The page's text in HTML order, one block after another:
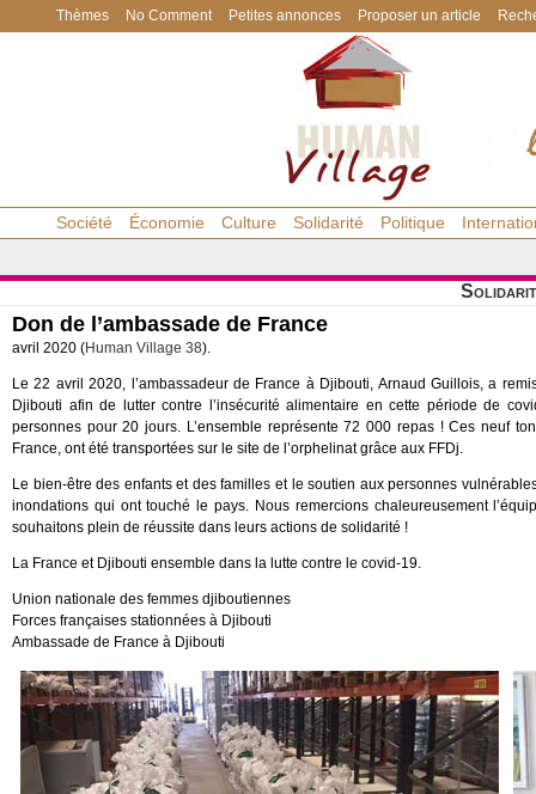
Thèmes No Comment Petites annonces Proposer un article
Société Économie Culture Solidarité Politique
Don de l’ambassade de France
avril 2020 (Human Village 38).
Le 22 avril 2020, l’ambassadeur de France à Djibouti, Arnaud Guillois, a
Djibouti afin de lutter contre l’insécurité alimentaire en cette période de
personnes pour 20 jours. L’ensemble représente 72 000 repas ! Ces neuf
France, ont été transportées sur le site de l’orphelinat grâce aux FFDj.
Le bien-être des enfants et des familles et le soutien aux personnes
inondations qui ont touché le pays. Nous remercions chaleureusement
souhaitons plein de réussite dans leurs actions de solidarité !
La France et Djibouti ensemble dans la lutte contre le covid-19.
Union nationale des femmes djiboutiennes
Forces françaises stationnées à Djibouti
Ambassade de France à Djibouti